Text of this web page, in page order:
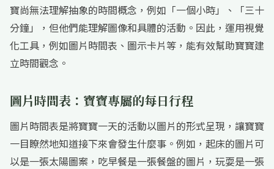
寶尚無法理解抽象的時間概念，例如「一個小時」、「三十
分鐘」，但他們能理解圖像和具體的活動。因此，運用視覺
化工具，例如圖片時間表、圖示卡片等，能有效幫助寶寶建
立時間觀念。
圖片時間表：寶寶專屬的每日行程
圖片時間表是將寶寶一天的活動以圖片的形式呈現，讓寶寶
一目瞭然地知道接下來會發生什麼事。例如，起床的圖片可
以是一張太陽圖案，吃早餐是一張餐盤的圖片，玩耍是一張